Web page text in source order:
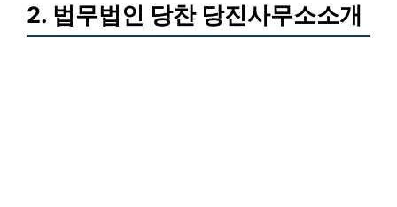
2. 법무법인 당찬 당진사무소소개